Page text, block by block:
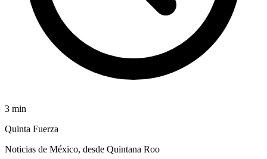
3 min
Quinta Fuerza
Noticias de México, desde Quintana Roo